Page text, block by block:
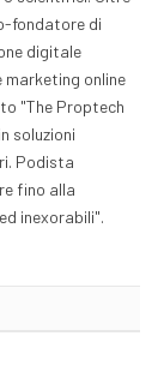
fondatore di
digitale
marketing online
"The Proptech
soluzioni
Podista
fino alla
inexorabili".